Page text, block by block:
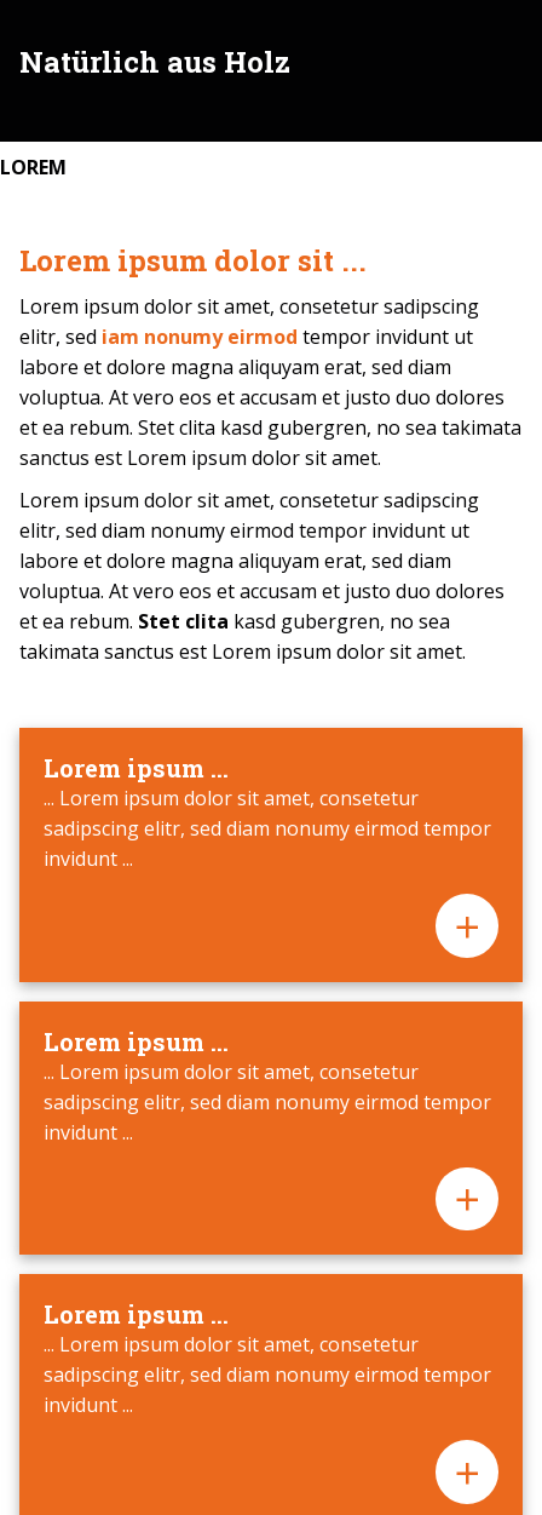
Natürlich aus Holz
LOREM
Lorem ipsum dolor sit ...
Lorem ipsum dolor sit amet, consetetur sadipscing
elitr, sed iam nonumy eirmod tempor invidunt ut
labore et dolore magna aliquyam erat, sed diam
voluptua. At vero eos et accusam et justo duo dolores
et ea rebum. Stet clita kasd gubergren, no sea takimata
sanctus est Lorem ipsum dolor sit amet.
Lorem ipsum dolor sit amet, consetetur sadipscing
elitr, sed diam nonumy eirmod tempor invidunt ut
labore et dolore magna aliquyam erat, sed diam
voluptua. At vero eos et accusam et justo duo dolores
et ea rebum. Stet clita kasd gubergren, no sea
takimata sanctus est Lorem ipsum dolor sit amet.
Lorem ipsum ...
... Lorem ipsum dolor sit amet, consetetur
sadipscing elitr, sed diam nonumy eirmod tempor
invidunt ...
Lorem ipsum ...
... Lorem ipsum dolor sit amet, consetetur
sadipscing elitr, sed diam nonumy eirmod tempor
invidunt ...
Lorem ipsum ...
... Lorem ipsum dolor sit amet, consetetur
sadipscing elitr, sed diam nonumy eirmod tempor
invidunt ...